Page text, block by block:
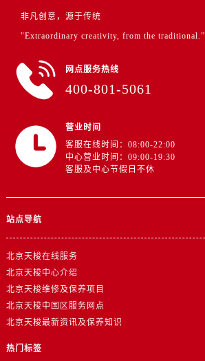
非凡创意，源于传统
"Extraordinary creativity, from the traditional.”
网点服务热线
400-801-5061
营业时间
客服在线时间：08:00-22:00
中心营业时间：09:00-19:30
客服及中心节假日不休
站点导航
北京天梭在线服务
北京天梭中心介绍
北京天梭维修及保养项目
北京天梭中国区服务网点
北京天梭最新资讯及保养知识
热门标签